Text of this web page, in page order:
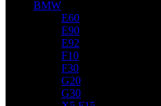
BMW
E60
E90
E92
F10
F30
G20
G30